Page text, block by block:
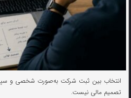
انتخاب بین ثبت شرکت به‌صورت شخصی و
تصمیم مالی نیست.